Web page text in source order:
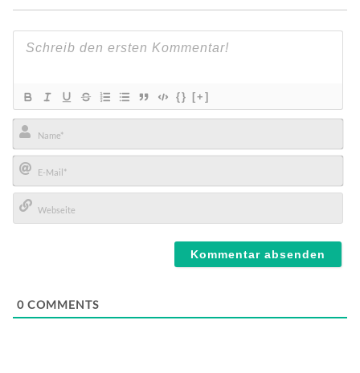
{} [+]
Name*
E-
Mail*
0 COMMENTS